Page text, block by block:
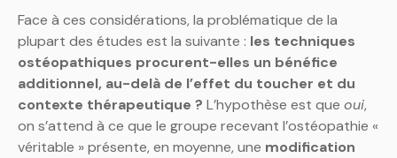
Face à ces considérations, la problématique de la
plupart des études est la suivante : les techniques
ostéopathiques procurent-elles un bénéfice
additionnel, au-delà de l’effet du toucher et du
contexte thérapeutique ? L’hypothèse est que oui,
on s’attend à ce que le groupe recevant l’ostéopathie «
véritable » présente, en moyenne, une modification